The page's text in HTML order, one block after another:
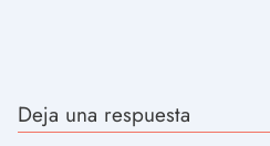
Deja una respuesta